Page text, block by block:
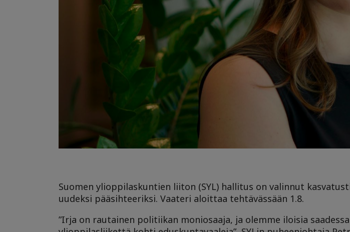
Suomen ylioppilaskuntien liiton (SYL) hallitus on valinnut
uudeksi pääsihteeriksi. Vaateri aloittaa tehtävässään 1.8.
”Irja on rautainen politiikan moniosaaja, ja olemme iloisia